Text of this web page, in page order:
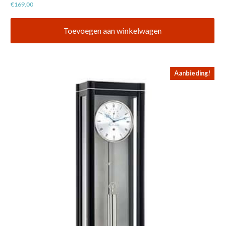
€169,00
Toevoegen aan winkelwagen
Aanbieding!